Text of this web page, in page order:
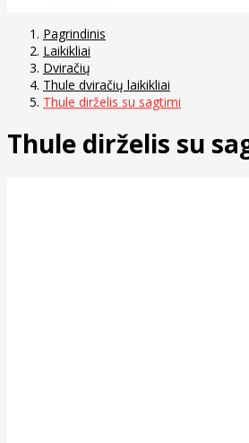
Pagrindinis
Laikikliai
Dviračių
Thule dviračių laikikliai
Thule dirželis su sagtimi
Thule dirželis su